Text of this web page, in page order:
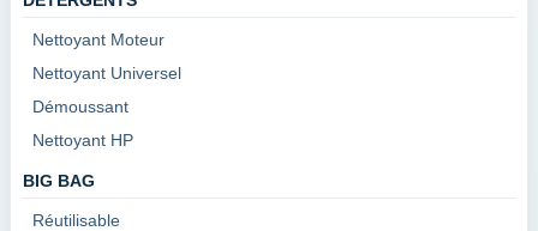
Nettoyant Moteur
Nettoyant Universel
Démoussant
Nettoyant HP
BIG BAG
Réutilisable